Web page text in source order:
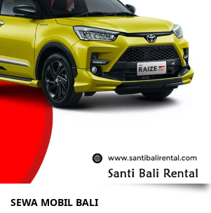
SEWA MOBIL BALI